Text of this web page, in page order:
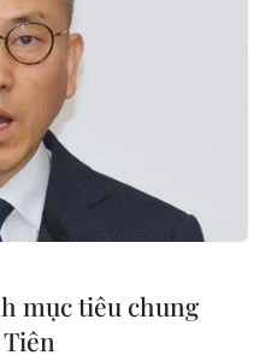
mục tiêu chung